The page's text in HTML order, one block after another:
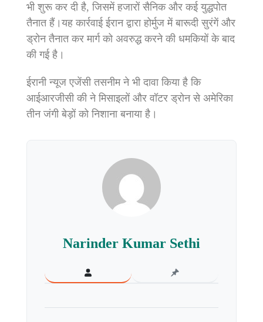
भी शुरू कर दी है, जिसमें हजारों सैनिक और कई युद्धपोत
तैनात हैं।यह कार्रवाई ईरान द्वारा होर्मुज में बारूदी सुरंगें और
ड्रोन तैनात कर मार्ग को अवरुद्ध करने की धमकियों के बाद
की गई है।
ईरानी न्यूज एजेंसी तसनीम ने भी दावा किया है कि
आईआरजीसी की ने मिसाइलों और वॉटर ड्रोन से अमेरिका
तीन जंगी बेड़ों को निशाना बनाया है।
Narinder Kumar Sethi